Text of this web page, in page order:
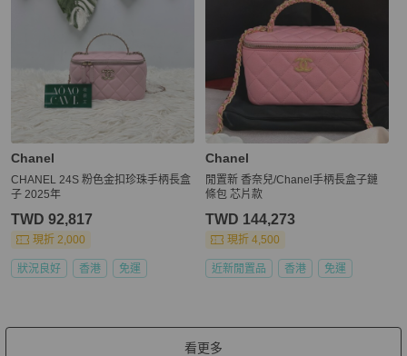
Chanel
CHANEL 24S 粉色金扣珍珠手柄長盒
子 2025年
TWD 92,817
現折 2,000
狀況良好 香港 免運
Chanel
閒置新 香奈兒/Chanel手柄長盒子鏈
條包 芯片款
TWD 144,273
現折 4,500
近新閒置品 香港 免運
看更多